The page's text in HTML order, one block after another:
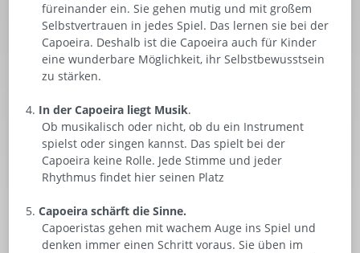
füreinander ein. Sie gehen mutig und mit großem
Selbstvertrauen in jedes Spiel. Das lernen sie bei der
Capoeira. Deshalb ist die Capoeira auch für Kinder
eine wunderbare Möglichkeit, ihr Selbstbewusstsein
zu stärken.
In der Capoeira liegt Musik.
Ob musikalisch oder nicht, ob du ein Instrument
spielst oder singen kannst. Das spielt bei der
Capoeira keine Rolle. Jede Stimme und jeder
Rhythmus findet hier seinen Platz
Capoeira schärft die Sinne.
Capoeristas gehen mit wachem Auge ins Spiel und
denken immer einen Schritt voraus. Sie üben im